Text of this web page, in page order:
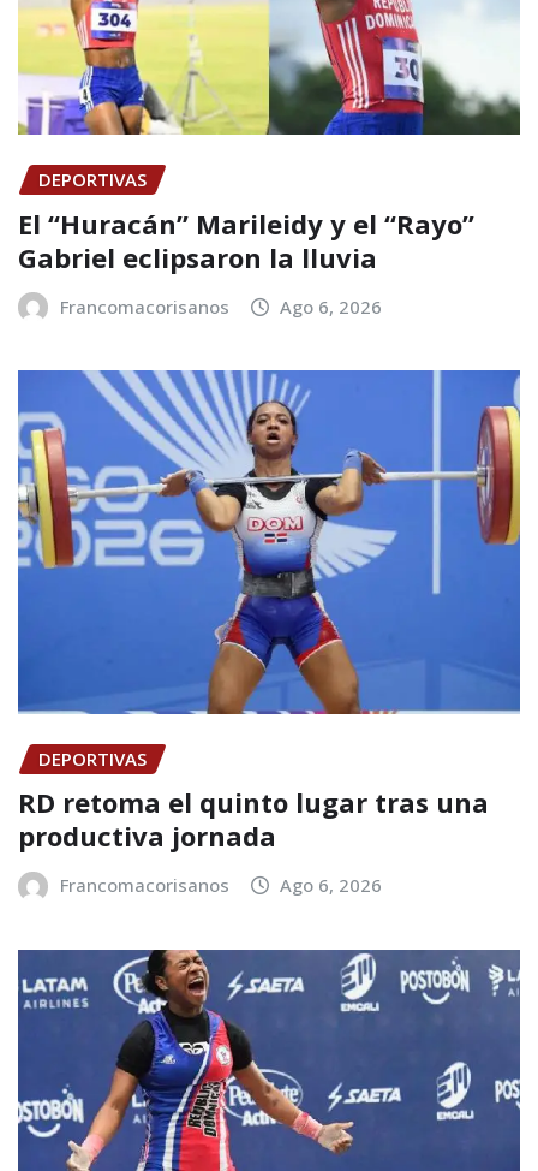
DEPORTIVAS
El “Huracán” Marileidy y el “Rayo”
Gabriel eclipsaron la lluvia
Francomacorisanos Ago 6, 2026
DEPORTIVAS
RD retoma el quinto lugar tras una
productiva jornada
Francomacorisanos Ago 6, 2026